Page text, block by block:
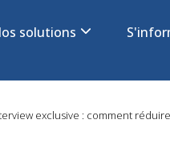
solutions
exclusive : comment